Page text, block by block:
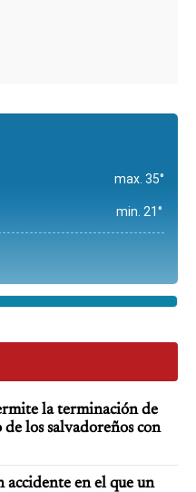
max. 35°
min. 21°
la terminación de
los salvadoreños con
en el que un